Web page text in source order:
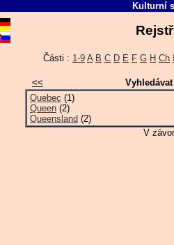
Kulturní
Části : 1-9 A B C D E F G H Ch
<<
Quebec (1)
Queen (2)
Queensland (2)
V